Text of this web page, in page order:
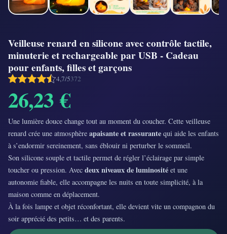
Veilleuse renard en silicone avec contrôle tactile,
minuterie et rechargeable par USB - Cadeau
pour enfants, filles et garçons
4,7/5372
26,23 €
Une lumière douce change tout au moment du coucher. Cette veilleuse
renard crée une atmosphère apaisante et rassurante qui aide les enfants
à s’endormir sereinement, sans éblouir ni perturber le sommeil.
Son silicone souple et tactile permet de régler l’éclairage par simple
toucher ou pression. Avec deux niveaux de luminosité et une
autonomie fiable, elle accompagne les nuits en toute simplicité, à la
maison comme en déplacement.
À la fois lampe et objet réconfortant, elle devient vite un compagnon du
soir apprécié des petits… et des parents.